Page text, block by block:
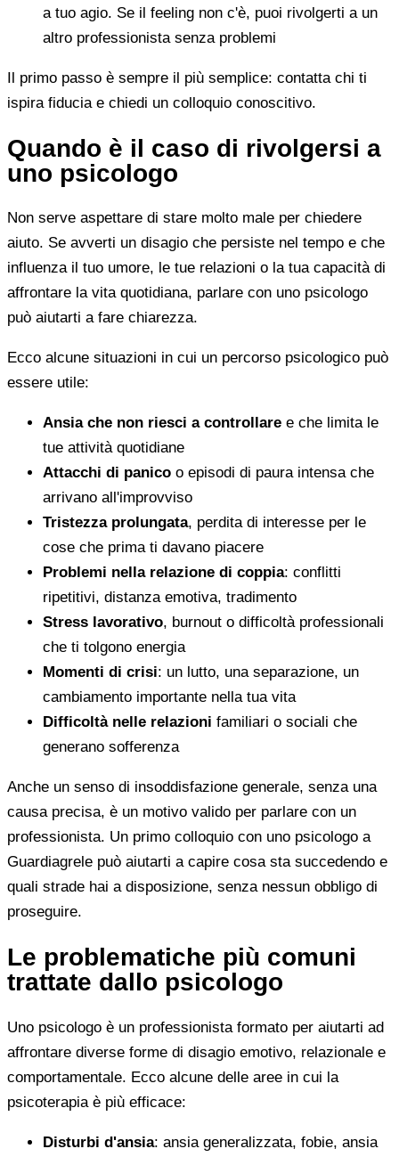
a tuo agio. Se il feeling non c'è, puoi rivolgerti a un
altro professionista senza problemi
Il primo passo è sempre il più semplice: contatta chi ti
ispira fiducia e chiedi un colloquio conoscitivo.
Quando è il caso di rivolgersi a
uno psicologo
Non serve aspettare di stare molto male per chiedere
aiuto. Se avverti un disagio che persiste nel tempo e che
influenza il tuo umore, le tue relazioni o la tua capacità di
affrontare la vita quotidiana, parlare con uno psicologo
può aiutarti a fare chiarezza.
Ecco alcune situazioni in cui un percorso psicologico può
essere utile:
Ansia che non riesci a controllare e che limita le
tue attività quotidiane
Attacchi di panico o episodi di paura intensa che
arrivano all'improvviso
Tristezza prolungata, perdita di interesse per le
cose che prima ti davano piacere
Problemi nella relazione di coppia: conflitti
ripetitivi, distanza emotiva, tradimento
Stress lavorativo, burnout o difficoltà professionali
che ti tolgono energia
Momenti di crisi: un lutto, una separazione, un
cambiamento importante nella tua vita
Difficoltà nelle relazioni familiari o sociali che
generano sofferenza
Anche un senso di insoddisfazione generale, senza una
causa precisa, è un motivo valido per parlare con un
professionista. Un primo colloquio con uno psicologo a
Guardiagrele può aiutarti a capire cosa sta succedendo e
quali strade hai a disposizione, senza nessun obbligo di
proseguire.
Le problematiche più comuni
trattate dallo psicologo
Uno psicologo è un professionista formato per aiutarti ad
affrontare diverse forme di disagio emotivo, relazionale e
comportamentale. Ecco alcune delle aree in cui la
psicoterapia è più efficace:
Disturbi d'ansia: ansia generalizzata, fobie, ansia